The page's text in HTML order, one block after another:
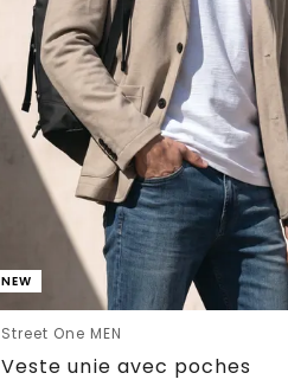
NEW
Street One MEN
Veste unie avec poches